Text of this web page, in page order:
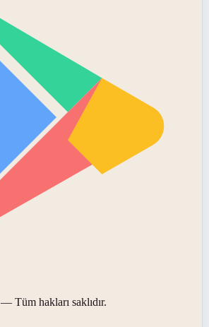
— Tüm hakları saklıdır.